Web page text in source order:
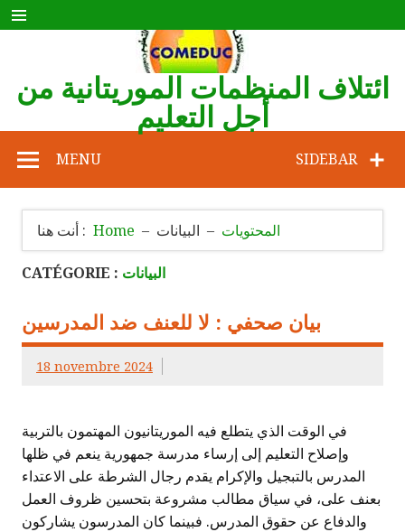
Skip
to
content
ائتلاف المنظمات الموريتانية من
أجل التعليم
SIDEBAR
MENU
أنت هنا : Home المحتويات البيانات
CATÉGORIE : البيانات
بيان صحفي : لا للعنف ضد المدرسين
18 novembre 2024
في الوقت الذي يتطلع فيه الموريتانيون المهتمون بالتربية
وإصلاح التعليم إلى إرساء مدرسة جمهورية ينعم في ظلها
المدرس بالتبجيل والإكرام يقدم رجال الشرطة على الاعتداء
بعنف على، في سياق مطالب مشروعة بتحسين ظروف العمل
والدفاع عن حقوق المدرس. فبينما كان المدرسون يشاركون